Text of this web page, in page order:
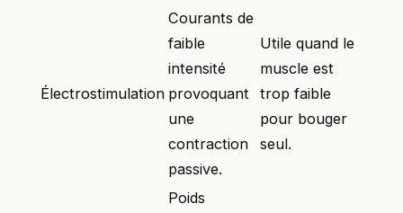
Électrostimulation
Courants de
faible
intensité
provoquant
une
contraction
passive.
Utile quand le
muscle est
trop faible
pour bouger
seul.
Poids